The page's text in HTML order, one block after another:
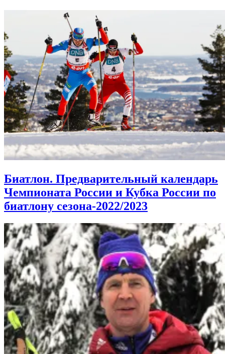
Биатлон. Предварительный календарь
Чемпионата России и Кубка России по
биатлону сезона-2022/2023